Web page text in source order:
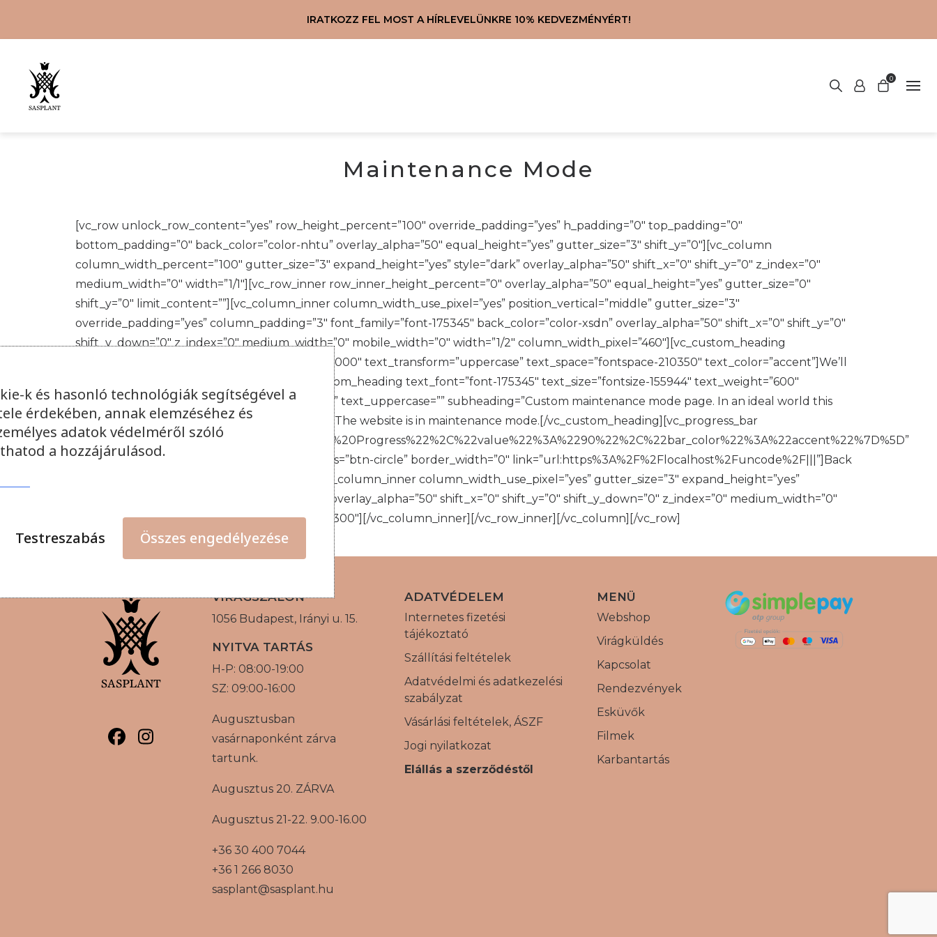
IRATKOZZ FEL MOST A HÍRLEVELÜNKRE 10% KEDVEZMÉNYÉRT!
WEBSHOP
VIRÁGKÜLDÉS
LAKÁSKIEGÉSZÍTŐK
SZOLGÁLTATÁSOK
KAPCSOLAT
0
Maintenance Mode
[vc_row unlock_row_content=”yes” row_height_percent=”100″ override_padding=”yes” h_padding=”0″ top_padding=”0″
bottom_padding=”0″ back_color=”color-nhtu” overlay_alpha=”50″ equal_height=”yes” gutter_size=”3″ shift_y=”0″][vc_column
column_width_percent=”100″ gutter_size=”3″ expand_height=”yes” style=”dark” overlay_alpha=”50″ shift_x=”0″ shift_y=”0″ z_index=”0″
medium_width=”0″ width=”1/1″][vc_row_inner row_inner_height_percent=”0″ overlay_alpha=”50″ equal_height=”yes” gutter_size=”0″
shift_y=”0″ limit_content=””][vc_column_inner column_width_use_pixel=”yes” position_vertical=”middle” gutter_size=”3″
override_padding=”yes” column_padding=”3″ font_family=”font-175345″ back_color=”color-xsdn” overlay_alpha=”50″ shift_x=”0″ shift_y=”0″
shift_y_down=”0″ z_index=”0″ medium_width=”0″ mobile_width=”0″ width=”1/2″ column_width_pixel=”460″][vc_custom_heading
heading_semantic=”h6″ text_size=”fontsize-160000″ text_transform=”uppercase” text_space=”fontspace-210350″ text_color=”accent”]We’ll
be back shortly![/vc_custom_heading][vc_custom_heading text_font=”font-175345″ text_size=”fontsize-155944″ text_weight=”600″
text_space=”fontspace-781688″ sub_lead=”yes” text_uppercase=”” subheading=”Custom maintenance mode page. In an ideal world this
website wouldn’t exist, a client acknowledge.”]The website is in maintenance mode.[/vc_custom_heading][vc_progress_bar
values=”%5B%7B%22label%22%3A%22Status%20Progress%22%2C%22value%22%3A%2290%22%2C%22bar_color%22%3A%22accent%22%7D%5D”
bar_color=”accent” units=”%”][vc_button radius=”btn-circle” border_width=”0″ link=”url:https%3A%2F%2Flocalhost%2Funcode%2F|||”]Back
Homepage[/vc_button][/vc_column_inner][vc_column_inner column_width_use_pixel=”yes” gutter_size=”3″ expand_height=”yes”
back_color=”color-wayh” back_image=”2286″ overlay_alpha=”50″ shift_x=”0″ shift_y=”0″ shift_y_down=”0″ z_index=”0″ medium_width=”0″
mobile_width=”0″ width=”1/2″ mobile_height=”300″][/vc_column_inner][/vc_row_inner][/vc_column][/vc_row]
VIRÁGSZALON
1056 Budapest, Irányi u. 15.
NYITVA TARTÁS
H-P: 08:00-19:00
SZ: 09:00-16:00
Augusztusban
vasárnaponként zárva
tartunk.
Augusztus 20. ZÁRVA
Augusztus 21-22. 9.00-16.00
+36 30 400 7044
+36 1 266 8030
sasplant@sasplant.hu
ADATVÉDELEM
Internetes fizetési
tájékoztató
Szállítási feltételek
Adatvédelmi és adatkezelési
szabályzat
Vásárlási feltételek, ÁSZF
Jogi nyilatkozat
Elállás a szerződéstől
MENÜ
Webshop
Virágküldés
Kapcsolat
Rendezvények
Esküvők
Filmek
Karbantartás
k és hasonló technológiák segítségével a
érdekében, annak elemzéséhez és
adatok védelméről szóló
a hozzájárulásod.
Testreszabás Összes engedélyezése